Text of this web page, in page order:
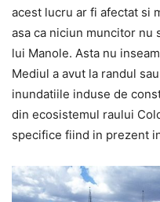
acest lucru ar fi afectat si
asa ca niciun muncitor nu
lui Manole. Asta nu
Mediul a avut la randul
inundatiile induse de
din ecosistemul raului
specifice fiind in prezent